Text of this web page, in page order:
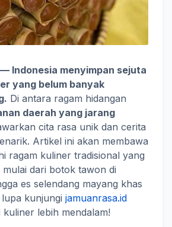
— Indonesia menyimpan sejuta
yang belum banyak
Di antara ragam hidangan
daerah yang jarang
cita rasa unik dan cerita
Artikel ini akan membawa
ragam kuliner tradisional yang
dari botok tawon di
es selendang mayang khas
kunjungi jamuanrasa.id
lebih mendalam!